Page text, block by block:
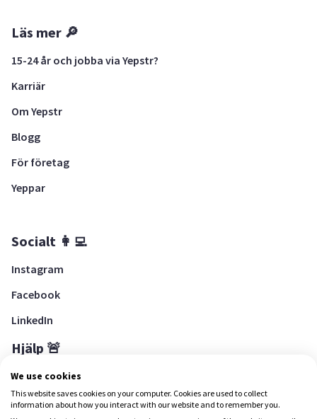
Läs mer 🔎
15-24 år och jobba via Yepstr?
Karriär
Om Yepstr
Blogg
För företag
Yeppar
Socialt 👩‍💻
Instagram
Facebook
LinkedIn
Hjälp 🚨
Hjälpcenter
We use cookies
This website saves cookies on your computer. Cookies are used to collect
information about how you interact with our website and to remember you.